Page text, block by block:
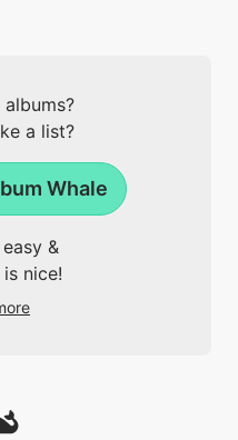
a list?
Whale
easy &
nice!